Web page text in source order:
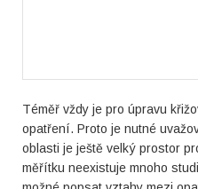
Téměř vždy je pro úpravu
opatření. Proto je nutné
oblasti je ještě velký prostor
měřítku neexistuje mnoho